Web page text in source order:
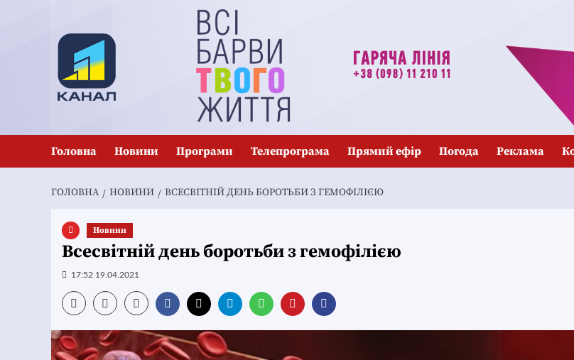
Головна Новини Програми Телепрограма Прямий ефір Погода Реклама
ГОЛОВНА НОВИНИ ВСЕСВІТНІЙ ДЕНЬ БОРОТЬБИ З ГЕМОФІЛІЄЮ
Новини
Всесвітній день боротьби з гемофілією
17:52 19.04.2021